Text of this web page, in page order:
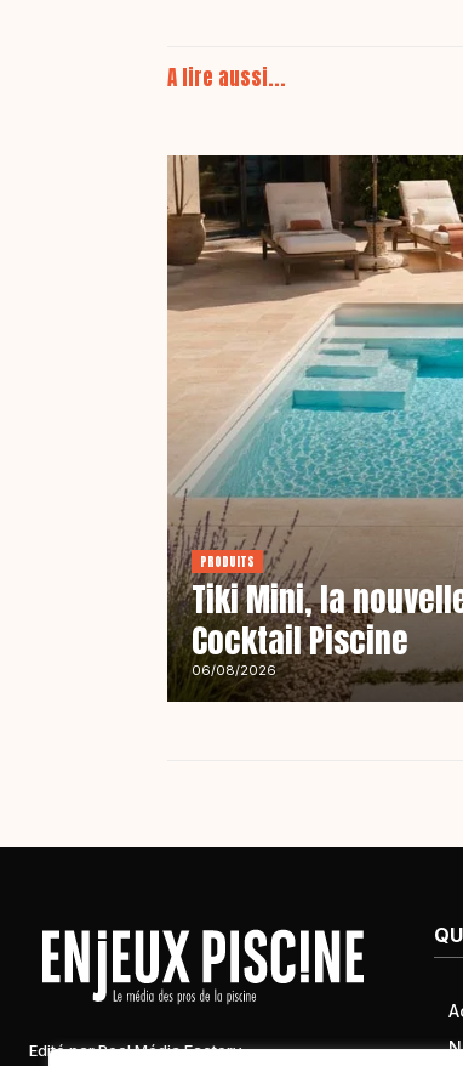
A lire aussi...
PRODUITS
Tiki Mini, la
Cocktail Piscine
06/08/2026
Edité par Pool Média Factory